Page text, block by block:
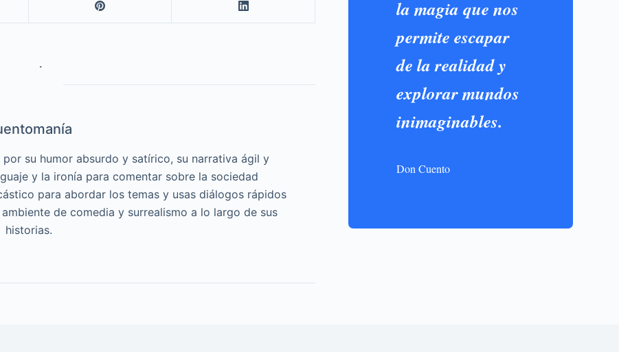
su humor absurdo y satírico, su narrativa ágil y
y la ironía para comentar sobre la sociedad
para abordar los temas y usas diálogos rápidos
de comedia y surrealismo a lo largo de sus
historias.
la magia que nos
permite escapar
de la realidad y
explorar mundos
inimaginables.
Don Cuento